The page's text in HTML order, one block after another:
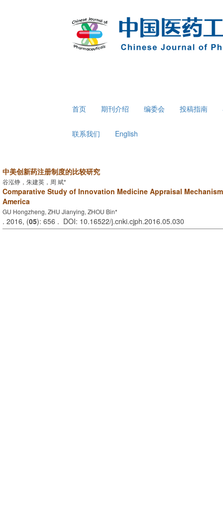
首页 期刊介绍 编委会 投稿指南
联系我们 English
中美创新药注册制度的比较研究
谷泓铮，朱建英，周 斌*
Comparative Study of Innovation Medicine Appraisal
America
GU Hongzheng, ZHU Jianying, ZHOU Bin*
. 2016, (05): 656 . DOI: 10.16522/j.cnki.cjph.2016.05.030